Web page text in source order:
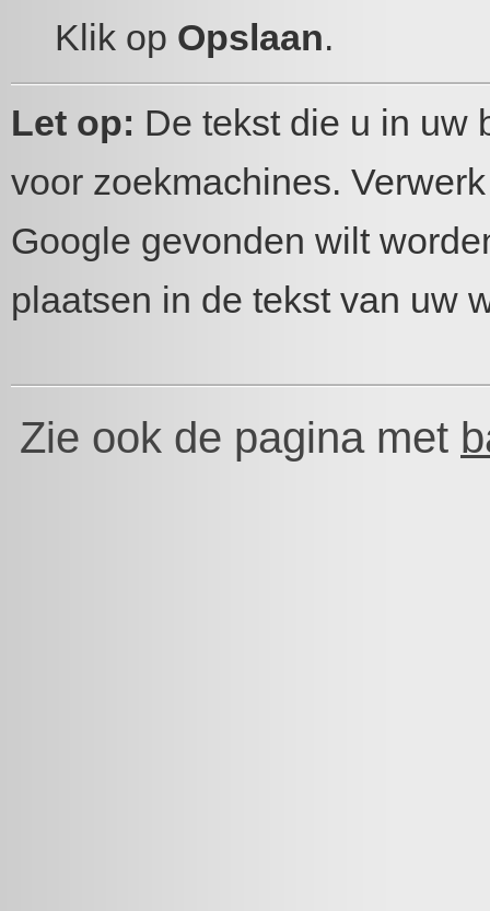
Klik op Opslaan.
Let op: De tekst die u in uw
voor zoekmachines.
Google gevonden wilt
plaatsen in de tekst van uw
Zie ook de pagina met